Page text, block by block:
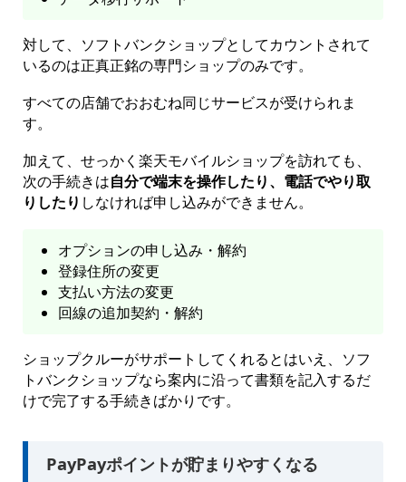
対して、ソフトバンクショップとしてカウントされて
いるのは正真正銘の専門ショップのみです。
すべての店舗でおおむね同じサービスが受けられま
す。
加えて、せっかく楽天モバイルショップを訪れても、
次の手続きは自分で端末を操作したり、電話でやり取
りしたり しなければ申し込みができません。
オプションの申し込み・解約
登録住所の変更
支払い方法の変更
回線の追加契約・解約
ショップクルーがサポートしてくれるとはいえ、ソフ
トバンクショップなら案内に沿って書類を記入するだ
けで完了する手続きばかりです。
PayPayポイントが貯まりやすくなる